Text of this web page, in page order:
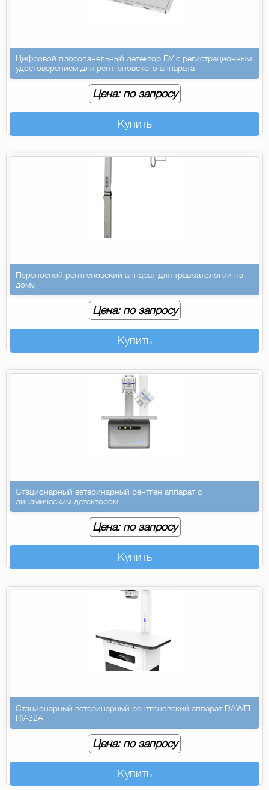
Цифровой плосопанельный детектор БУ с регистрационным
удостоверением для рентгеновского аппарата
Цена: по запросу
Купить
Переносной рентгеновский аппарат для травматологии на
дому.
Цена: по запросу
Купить
Стационарный ветеринарный рентген аппарат с
динамическим детектором
Цена: по запросу
Купить
Стационарный ветеринарный рентгеновский аппарат DAWEI
RV-32A
Цена: по запросу
Купить